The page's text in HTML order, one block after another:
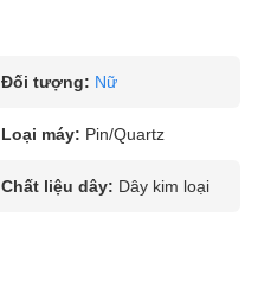
Đối tượng: Nữ
Loại máy: Pin/Quartz
Chất liệu dây: Dây kim loại